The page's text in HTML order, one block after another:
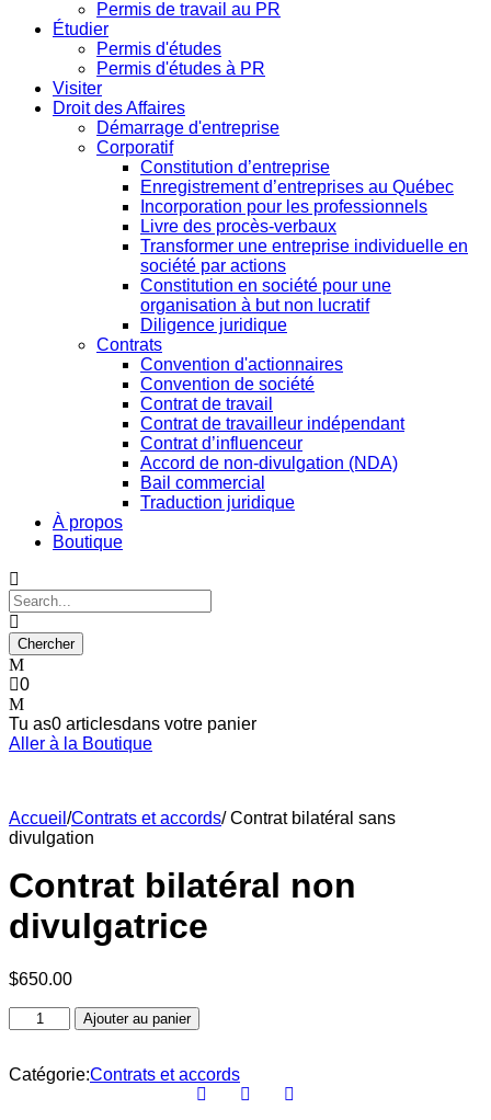
Permis de travail au PR
Étudier
Permis d'études
Permis d'études à PR
Visiter
Droit des Affaires
Démarrage d'entreprise
Corporatif
Constitution d’entreprise
Enregistrement d’entreprises au Québec
Incorporation pour les professionnels
Livre des procès-verbaux
Transformer une entreprise individuelle en
société par actions
Constitution en société pour une
organisation à but non lucratif
Diligence juridique
Contrats
Convention d'actionnaires
Convention de société
Contrat de travail
Contrat de travailleur indépendant
Contrat d’influenceur
Accord de non-divulgation (NDA)
Bail commercial
Traduction juridique
À propos
Boutique
0
Tu as0 articlesdans votre panier
Aller à la Boutique
Accueil /Contrats et accords/ Contrat bilatéral sans
divulgation
Contrat bilatéral non
divulgatrice
$650.00
Quantité
de
de
Ajouter au panier
Catégorie:Contrats et accords